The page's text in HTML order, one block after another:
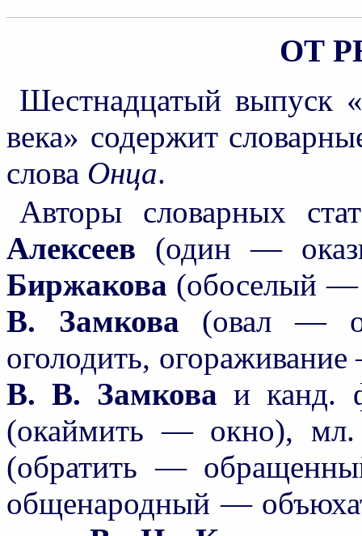
ОТ
Шестнадцатый выпуск
века» содержит
слова Онца.
Авторы словарных
Алексеев (один —
Биржакова (обоселый —
В. Замкова (овал —
оголодить,
В. В. Замкова и канд.
(окаймить — окно),
(обратить —
общенародный —